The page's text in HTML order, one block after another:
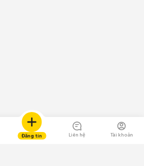
Đăng tin Liên hệ Tài khoản